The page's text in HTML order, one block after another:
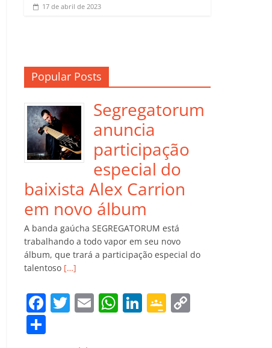
17 de abril de 2023
Popular Posts
Segregatorum
anuncia
participação
especial do
baixista Alex Carrion
em novo álbum
A banda gaúcha SEGREGATORUM está
trabalhando a todo vapor em seu novo
álbum, que trará a participação especial do
talentoso […]
F T
itt
E W Li G